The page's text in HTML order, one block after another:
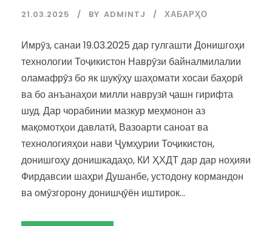
21.03.2025 BY ADMINTJ ХАБАРҲО
Имрӯз, санаи 19.03.2025 дар гулгашти Донишгоҳи
технологии Тоҷикистон Наврӯзи байналмилалии
оламафрӯз бо як шукӯҳу шаҳомати хосаи баҳорӣ
ва бо анъанаҳои милли наврузӣ ҷашн гирифта
шуд. Дар чорабинии мазкур меҳмонон аз
мақомотҳои давлатӣ, Вазоарти саноат ва
технологияҳои нави Ҷумҳурии Тоҷикистон,
донишгоҳу донишкадаҳо, КИ ҲХДТ дар дар ноҳияи
Фирдавсии шаҳри Душанбе, устодону кормандон
ва омӯзгорону донишҷӯён иштирок...